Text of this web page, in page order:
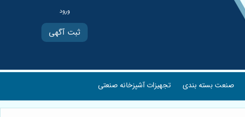
ثبت آگهی
صنعت بسته بندی تجهیزات آشپزخانه صنعتی